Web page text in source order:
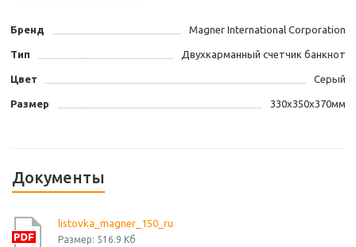
Бренд Magner International Corporation
Тип Двухкарманный счетчик банкнот
Цвет Серый
Размер 330х350х370мм
Документы
listovka_magner_150_ru
Размер: 516.9 Кб